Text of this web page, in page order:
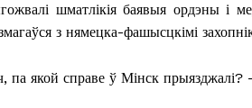
шматлікія баявыя ордэны і
з нямецка-фашысцкімі
якой справе ў Мінск прыязджалі? –